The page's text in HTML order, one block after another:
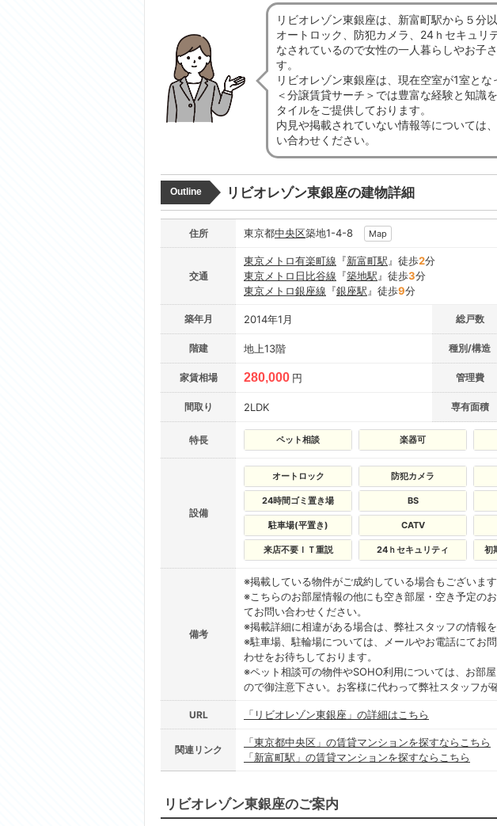
リビオレゾン東銀座は、新富町駅から５分
オートロック、防犯カメラ、24ｈセキュリ
なされているので女性の一人暮らしやお子
す。
リビオレゾン東銀座は、現在空室が1室とな
＜分譲賃貸サーチ＞では豊富な経験と知識
タイルをご提供しております。
内見や掲載されていない情報等については
い合わせください。
Outline リビオレゾン東銀座の建物詳細
住所 東京都中央区築地1-4-8 Map
交通
東京メトロ有楽町線 『新富町駅 』徒歩2分
東京メトロ日比谷線 『築地駅 』徒歩3分
東京メトロ銀座線 『銀座駅 』徒歩9分
築年月 2014年1月 総戸数
階建 地上13階 種別/構造
家賃相場 280,000 円 管理費
間取り 2LDK 専有面積
特長 ペット相談 楽器可
設備
オートロック 防犯カメラ
24時間ゴミ置き場 BS
駐車場(平置き) CATV
来店不要ＩＴ重説 24ｈセキュリティ 初
備考
※掲載している物件がご成約している場合もございます
※こちらのお部屋情報の他にも空き部屋・空き予定の
てお問い合わせください。
※掲載詳細に相違がある場合は、弊社スタッフの情報
※駐車場、駐輪場については、メールやお電話にてお
わせをお待ちしております。
※ペット相談可の物件やSOHO利用については、お部
ので御注意下さい。お客様に代わって弊社スタッフが
URL 「リビオレゾン東銀座」の詳細はこちら
関連リンク
「東京都中央区」の賃貸マンションを探すならこちら
「新富町駅」の賃貸マンションを探すならこちら
リビオレゾン東銀座のご案内